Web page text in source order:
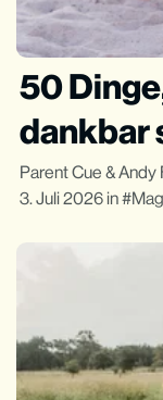
50
dankbar
Parent Cue &Andy
3. Juli 2026 in